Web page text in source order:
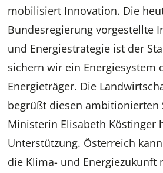
mobilisiert Innovation. Die
Bundesregierung vorgestellte
und Energiestrategie ist der
sichern wir ein Energiesystem
Energieträger. Die
begrüßt diesen ambitionierten
Ministerin Elisabeth Köstinger
Unterstützung. Österreich
die Klima- und Energiezukunft